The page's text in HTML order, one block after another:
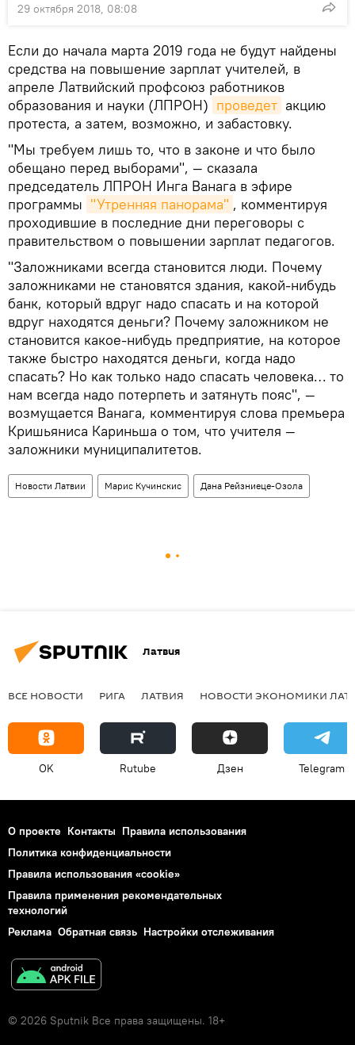
29 октября 2018, 08:08
Если до начала марта 2019 года не будут найдены
средства на повышение зарплат учителей, в
апреле Латвийский профсоюз работников
образования и науки (ЛПРОН) проведет акцию
протеста, а затем, возможно, и забастовку.
"Мы требуем лишь то, что в законе и что было
обещано перед выборами", — сказала
председатель ЛПРОН Инга Ванага в эфире
программы "Утренняя панорама" , комментируя
проходившие в последние дни переговоры с
правительством о повышении зарплат педагогов.
"Заложниками всегда становится люди. Почему
заложниками не становятся здания, какой-нибудь
банк, который вдруг надо спасать и на которой
вдруг находятся деньги? Почему заложником не
становится какое-нибудь предприятие, на которое
также быстро находятся деньги, когда надо
спасать? Но как только надо спасать человека… то
нам всегда надо потерпеть и затянуть пояс", —
возмущается Ванага, комментируя слова премьера
Кришьяниса Кариньша о том, что учителя —
заложники муниципалитетов.
Новости Латвии Марис Кучинскис Дана Рейзниеце-Озола
Латвия
ВСЕ НОВОСТИ РИГА ЛАТВИЯ НОВОСТИ ЭКОНОМИКИ
OK Rutube Дзен Telegram
О проекте Контакты Правила использования
Политика конфиденциальности
Правила использования «cookie»
Правила применения рекомендательных
технологий
Реклама Обратная связь Настройки отслеживания
© 2026 Sputnik Все права защищены. 18+